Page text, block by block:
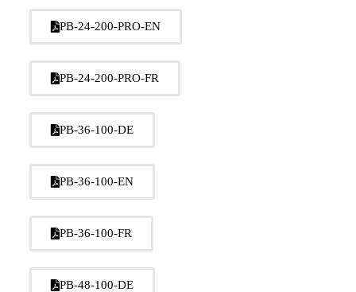
PB-24-200-PRO-EN
PB-24-200-PRO-FR
PB-36-100-DE
PB-36-100-EN
PB-36-100-FR
PB-48-100-DE